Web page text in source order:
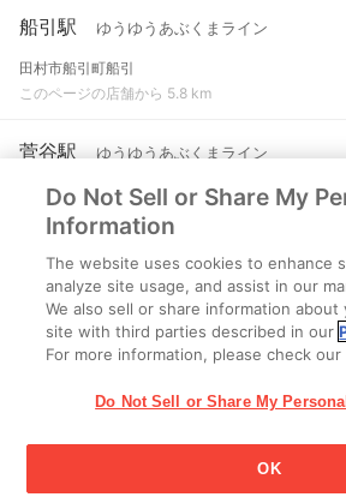
船引駅 ゆうゆうあぶくまライン
田村市船引町船引
このページの店舗から 5.8 km
菅谷駅 ゆうゆうあぶくまライン
田村市滝根町菅谷
このページの店舗から 6.3 km
神俣駅 ゆうゆうあぶくまライン
田村市滝根町神俣
このページの店舗から 9.5 km
江崎グリコ株式会社 Copyright © 2025 Ezaki
Do Not Sell or Share My
Information
The website uses cookies to enhance
analyze site usage, and assist in our
We also sell or share information
site with third parties described in our
For more information, please check our
Do Not Sell or Share My
OK